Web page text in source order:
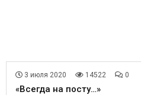
3 июля 2020 14522 0
«Всегда на посту…»